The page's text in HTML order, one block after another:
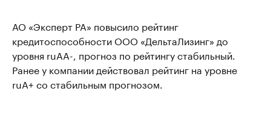
АО «Эксперт РА» повысило рейтинг
кредитоспособности ООО «ДельтаЛизинг» до
уровня ruAA-, прогноз по рейтингу стабильный.
Ранее у компании действовал рейтинг на уровне
ruA+ со стабильным прогнозом.